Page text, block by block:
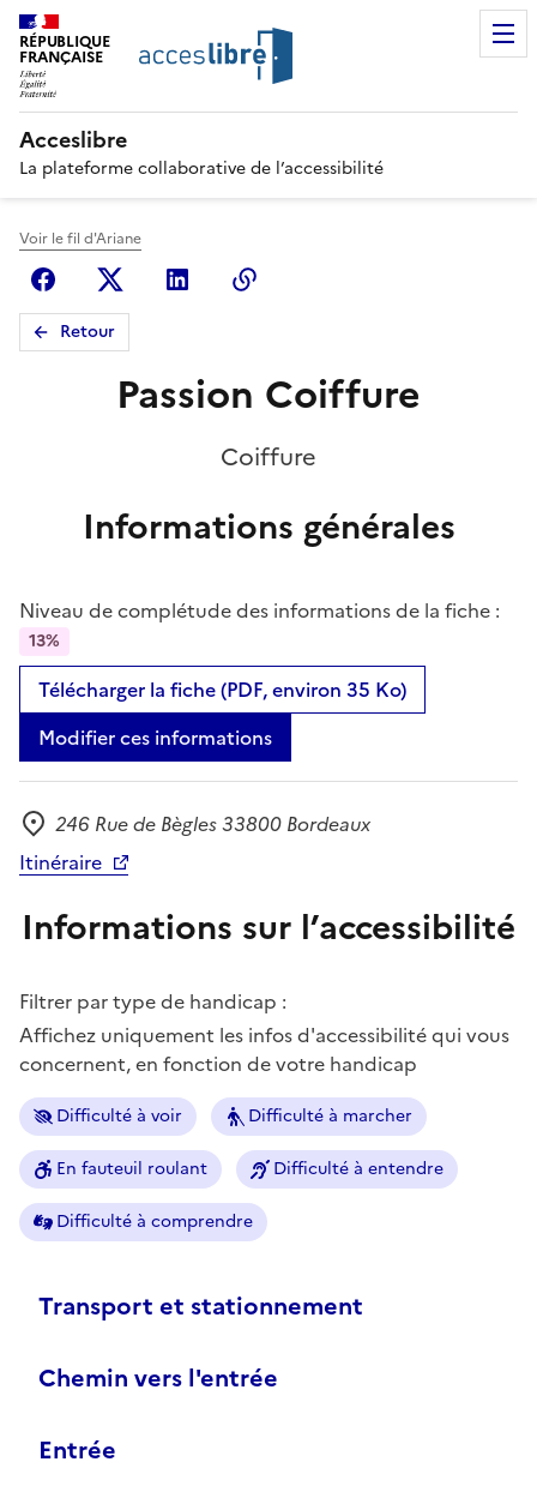
RÉPUBLIQUE
FRANÇAISE
Acceslibre
La plateforme collaborative de l’accessibilité
Voir le fil d'Ariane
FacebookX (anciennement Twitter)
Linkedin
Retour
Passion Coiffure
Coiffure
Informations générales
Niveau de complétude des informations de la fiche :
13%
Télécharger la fiche (PDF, environ 35 Ko)
Modifier ces informations
Adresse
246 Rue de Bègles 33800 Bordeaux
Itinéraire
Informations sur l’accessibilité
Filtrer par type de handicap :
Affichez uniquement les infos d'accessibilité qui vous
concernent, en fonction de votre handicap
Difficulté à voir Difficulté à marcher
En fauteuil roulant Difficulté à entendre
Difficulté à comprendre
Transport et stationnement
Chemin vers l'entrée
Entrée